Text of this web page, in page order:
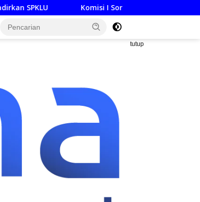
Komisi I Soroti Minimnya Anggaran Darurat KUPA-
tutup